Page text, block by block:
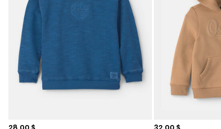
Prix de solde Prix de solde